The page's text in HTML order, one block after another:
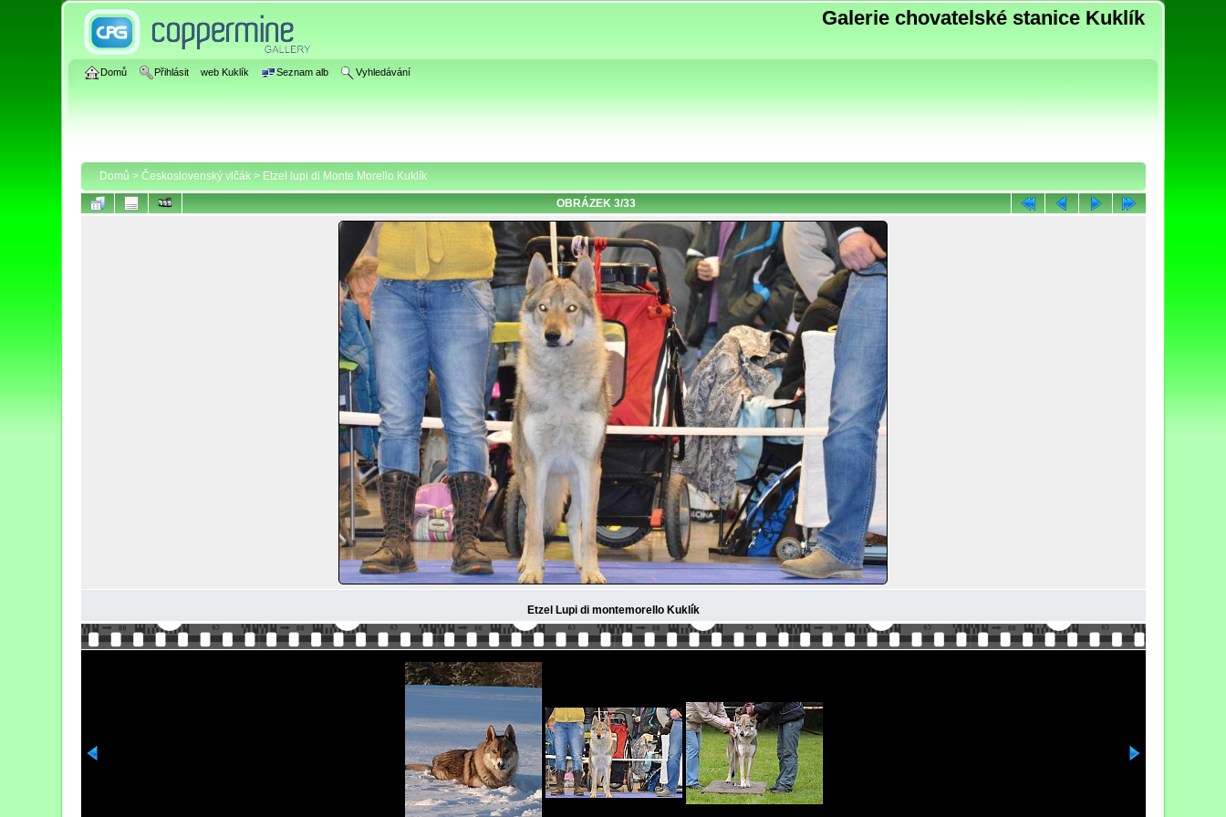
Galerie chovatelské stanice Kuklík
Domů Přihlásit web Kuklík Seznam alb Vyhledávání
Domů > Československý vlčák> Etzel lupi di Monte Morello Kuklík
OBRÁZEK 3/33
Etzel Lupi di montemorello Kuklík